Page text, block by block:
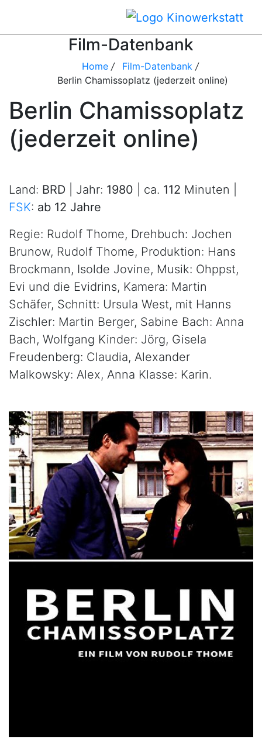
Film-Datenbank
Home / Film-Datenbank /
Berlin Chamissoplatz (jederzeit online)
Berlin Chamissoplatz
(jederzeit online)
Land: BRD | Jahr: 1980 | ca. 112 Minuten |
FSK: ab 12 Jahre
Regie: Rudolf Thome, Drehbuch: Jochen
Brunow, Rudolf Thome, Produktion: Hans
Brockmann, Isolde Jovine, Musik: Ohppst,
Evi und die Evidrins, Kamera: Martin
Schäfer, Schnitt: Ursula West, mit Hanns
Zischler: Martin Berger, Sabine Bach: Anna
Bach, Wolfgang Kinder: Jörg, Gisela
Freudenberg: Claudia, Alexander
Malkowsky: Alex, Anna Klasse: Karin.